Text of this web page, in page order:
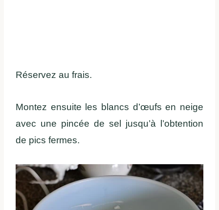
Réservez au frais.
Montez ensuite les blancs d’œufs en neige
avec une pincée de sel jusqu’à l’obtention
de pics fermes.